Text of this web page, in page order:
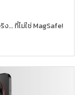
... ที่ไม่ใช่ MagSafe!